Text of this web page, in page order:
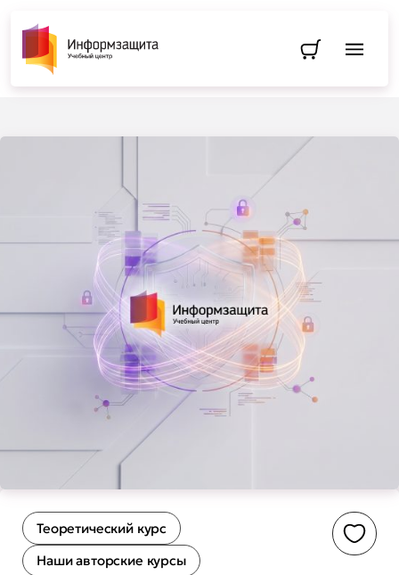
Перейти
Теоретический курс
Наши авторские курсы